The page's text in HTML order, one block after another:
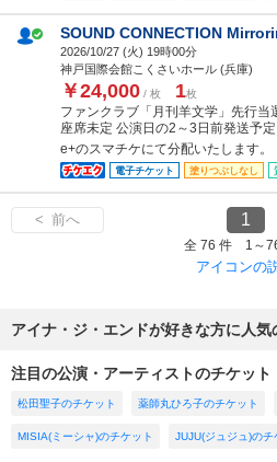
SOUND CONNECTION
2026/10/27 (火) 19時00分
神戸国際会館こくさいホール (兵庫)
￥24,000 / 枚 1枚
ファンクラブ「月刊羊文学」先行当
座席未定 公演日の2～3日前発送予定
e+のスマチケにて分配いたします。
電子チケット 塗りつぶしなし
< 前へ 1
全 76 件 1～
アイコンの
アイナ・ジ・エンドが好きな方に人気
注目の公演・アーティストのチケット
松田聖子のチケット 薬師丸ひろ子のチケット
MISIA(ミーシャ)のチケット JUJU(ジュジュ)のチ